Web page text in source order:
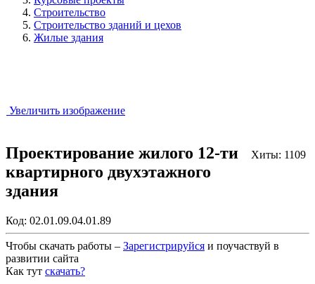
Строительство
Строительство зданий и цехов
Жилые здания
Увеличить изображение
Хиты: 1109
Проектирование жилого 12-ти
квартирного двухэтажного
здания
Код: 02.01.09.04.01.89
Чтобы скачать работы – Зарегистрируйся и поучаствуй в
развитии сайта
Как тут скачать?